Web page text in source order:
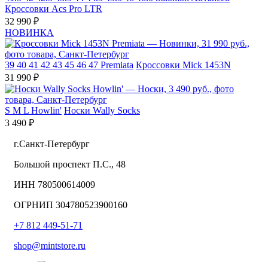
Кроссовки Acs Pro LTR
32 990 ₽
НОВИНКА
39 40 41 42 43 45 46 47 Premiata Кроссовки Mick 1453N
31 990 ₽
S M L Howlin' Носки Wally Socks
3 490 ₽
г.Санкт-Петербург
Большой проспект П.С., 48
ИНН 780500614009
ОГРНИП 304780523900160
+7 812 449-51-71
shop@mintstore.ru